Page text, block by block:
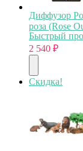
Диффузор
роза (Rose
Быстрый
2 540 ₽
Скидка!